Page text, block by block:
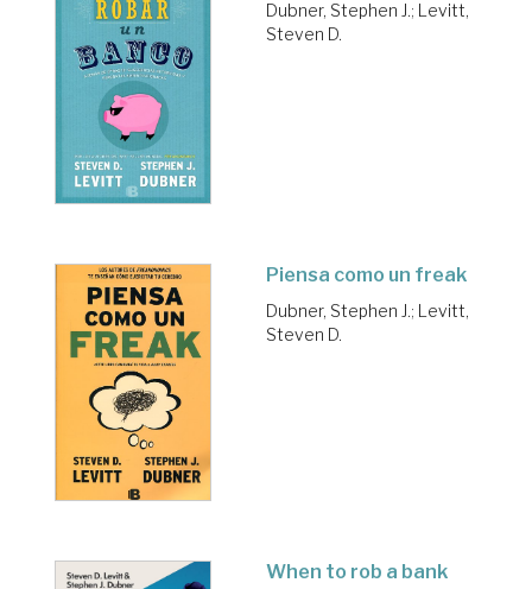
Dubner, Stephen J.; Levitt,
Steven D.
Piensa como un freak
Dubner, Stephen J.; Levitt,
Steven D.
When to rob a bank